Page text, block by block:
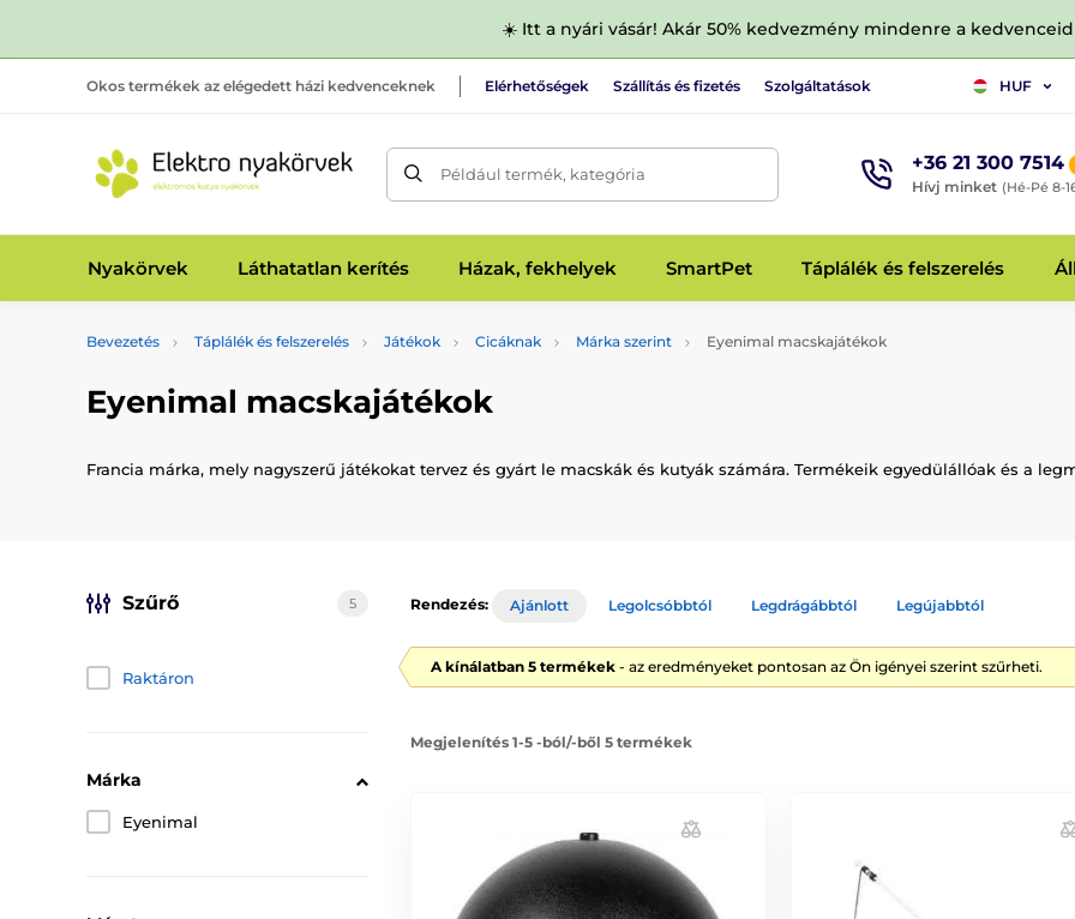
☀️ Itt a nyári vásár! Akár 50% kedvezmény mindenre a
Okos termékek az elégedett házi kedvenceknek Elérhetőségek Szállítás és fizetés Szolgáltatások HUF
Például termék, kategória +36 21 300 7514
Hívj minket (Hé-Pé 8-
Nyakörvek Láthatatlan kerítés Házak, fekhelyek SmartPet Táplálék és felszerelés
Bevezetés Táplálék és felszerelés Játékok Cicáknak Márka szerint Eyenimal macskajátékok
Eyenimal macskajátékok
Francia márka, mely nagyszerű játékokat tervez és gyárt le macskák és kutyák számára. Termékeik egyedülállóak és a
Szűrő 5
Raktáron
Márka
Eyenimal
Rendezés: Ajánlott Legolcsóbbtól Legdrágábbtól Legújabbtól
A kínálatban 5 termékek - az eredményeket pontosan az Ön igényei szerint szűrheti.
Megjelenítés 1-5 -ból/-ből 5 termékek